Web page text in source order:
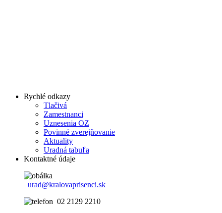
Rychlé odkazy
Tlačivá
Zamestnanci
Uznesenia OZ
Povinné zverejňovanie
Aktuality
Uradná tabuľa
Kontaktné údaje
urad@kralovaprisenci.sk
02 2129 2210